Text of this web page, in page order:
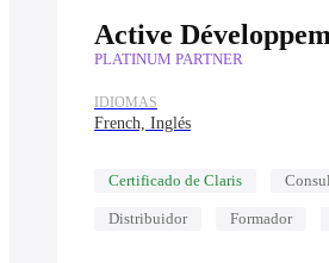
Active
PLATINUM PARTNER
IDIOMAS
French, Inglés
Certificado de Claris
Distribuidor Formador